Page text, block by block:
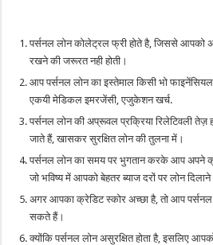
पर्सनल लोन कोलेट्रल फ्री होते है, जिससे आपको
रखने की जरूरत नही होती।
आप पर्सनल लोन का इस्तेमाल किसी भो
एकयी मेडिकल इमरजेंसी, एजुकेशन खर्च.
पर्सनल लोन की अप्रूवल प्रक्रिया रिलेटिवली
जाते हैं, खासकर सुरक्षित लोन की तुलना में।
पर्सनल लोन का समय पर भुगतान करके आप अपने
जो भविष्य में आपको बेहतर ब्याज दरों पर लोन
अगर आपका क्रेडिट स्कोर अच्छा है, तो आप पर्सनल
सकते हैं।
क्योंकि पर्सनल लोन असुरक्षित होता है, इसलिए